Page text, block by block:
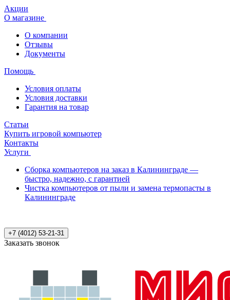
Акции
О магазине
О компании
Отзывы
Документы
Помощь
Условия оплаты
Условия доставки
Гарантия на товар
Статьи
Купить игровой компьютер
Контакты
Услуги
Сборка компьютеров на заказ в Калининграде —
быстро, надежно, с гарантией
Чистка компьютеров от пыли и замена термопасты в
Калининграде
+7 (4012) 53-21-31
Заказать звонок